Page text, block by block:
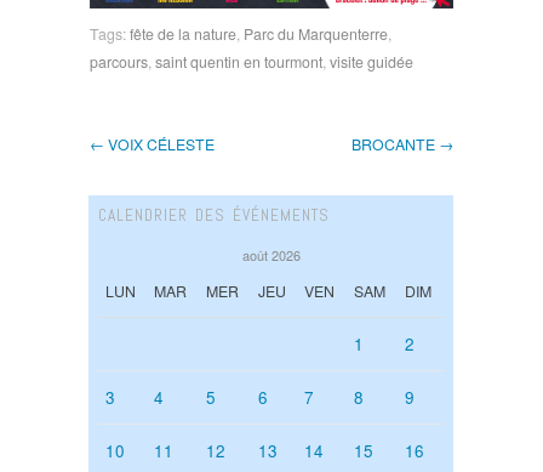
Tags:fête de la nature, Parc du Marquenterre,
parcours,saint quentin en tourmont,visite guidée
← VOIX CÉLESTE BROCANTE →
CALENDRIER DES ÉVÉNEMENTS
août 2026
LUN MAR MER JEU VEN SAM DIM
1 2
3 4 5 6 7 8 9
10 11 12 13 14 15 16